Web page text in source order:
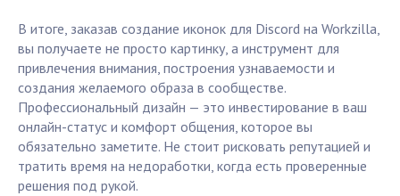
В итоге, заказав создание иконок для Discord на Workzilla,
вы получаете не просто картинку, а инструмент для
привлечения внимания, построения узнаваемости и
создания желаемого образа в сообществе.
Профессиональный дизайн — это инвестирование в ваш
онлайн-статус и комфорт общения, которое вы
обязательно заметите. Не стоит рисковать репутацией и
тратить время на недоработки, когда есть проверенные
решения под рукой.